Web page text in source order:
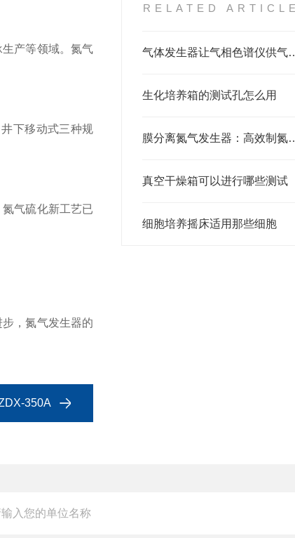
RELATED
气体发生器让气
生化培养箱的测试孔怎么用
膜分离氮气发生
真空干燥箱可以进行哪些测试
细胞培养摇床适用那些细胞
产等领域。氮气
下移动式三种规
气硫化新工艺已
，氮气发生器的
350A